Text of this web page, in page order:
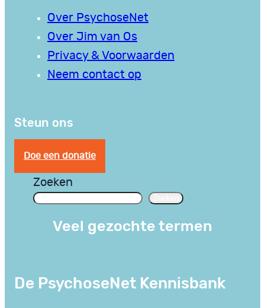
Over PsychoseNet
Over Jim van Os
Privacy & Voorwaarden
Neem contact op
Steun ons
Doe een donatie
Zoeken
Veel gezochte termen
De PsychoseNet Kennisbank